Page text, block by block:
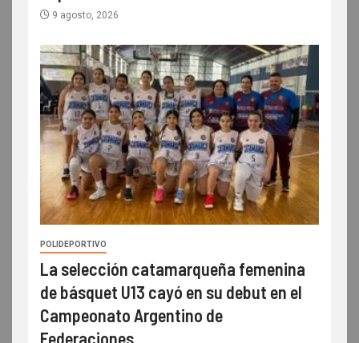
9 agosto, 2026
POLIDEPORTIVO
La selección catamarqueña femenina
de básquet U13 cayó en su debut en el
Campeonato Argentino de
Federaciones